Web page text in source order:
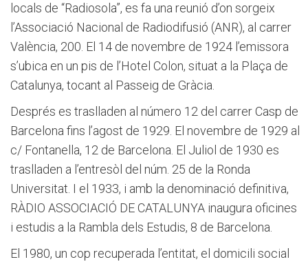
locals de “Radiosola”, es fa una reunió d’on sorgeix
l’Associació Nacional de Radiodifusió (ANR), al carrer
València, 200. El 14 de novembre de 1924 l’emissora
s’ubica en un pis de l’Hotel Colon, situat a la Plaça de
Catalunya, tocant al Passeig de Gràcia.
Després es traslladen al número 12 del carrer Casp de
Barcelona fins l’agost de 1929. El novembre de 1929 al
c/ Fontanella, 12 de Barcelona. El Juliol de 1930 es
traslladen a l’entresòl del núm. 25 de la Ronda
Universitat. I el 1933, i amb la denominació definitiva,
RÀDIO ASSOCIACIÓ DE CATALUNYA inaugura oficines
i estudis a la Rambla dels Estudis, 8 de Barcelona.
El 1980, un cop recuperada l’entitat, el domicili social